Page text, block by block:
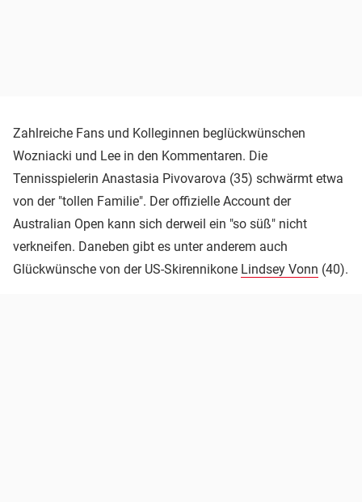
Zahlreiche Fans und Kolleginnen beglückwünschen
Wozniacki und Lee in den Kommentaren. Die
Tennisspielerin Anastasia Pivovarova (35) schwärmt etwa
von der "tollen Familie". Der offizielle Account der
Australian Open kann sich derweil ein "so süß" nicht
verkneifen. Daneben gibt es unter anderem auch
Glückwünsche von der US-Skirennikone Lindsey Vonn (40).